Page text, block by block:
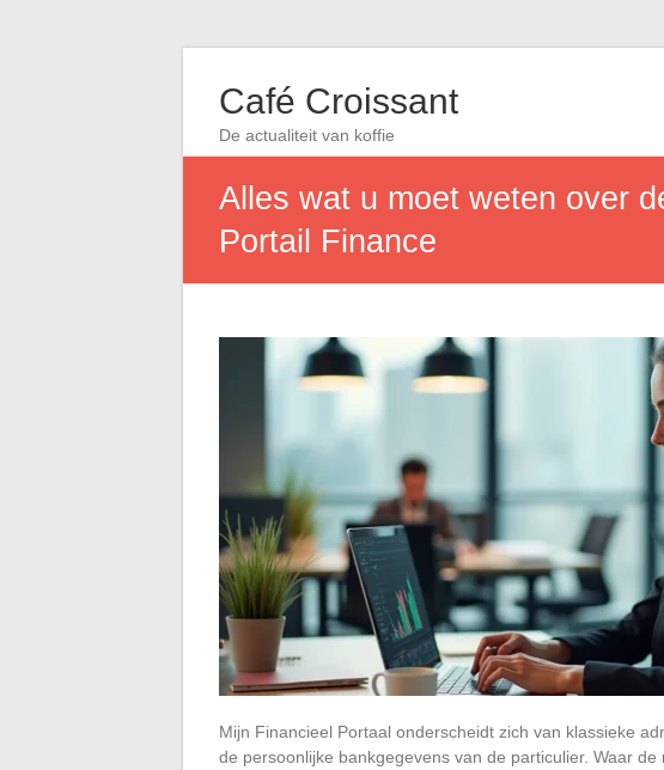
Café Croissant
De actualiteit van koffie
Alles wat u moet weten over
Portail Finance
Mijn Financieel Portaal onderscheidt zich van klassieke
de persoonlijke bankgegevens van de particulier. Waar